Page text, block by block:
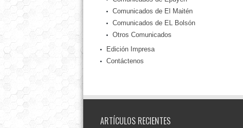
Comunicados de El Maitén
Comunicados de EL Bolsón
Otros Comunicados
Edición Impresa
Contáctenos
ARTÍCULOS RECIENTES